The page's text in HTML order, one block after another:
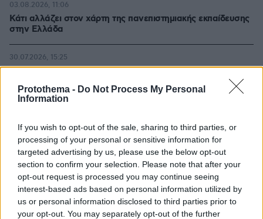
Protothema - Do Not Process My Personal
Information
If you wish to opt-out of the sale, sharing to third parties, or
processing of your personal or sensitive information for
targeted advertising by us, please use the below opt-out
section to confirm your selection. Please note that after your
opt-out request is processed you may continue seeing
interest-based ads based on personal information utilized by
us or personal information disclosed to third parties prior to
your opt-out. You may separately opt-out of the further
Κάτι αλλάζει στον χάρτη της πανεπιστημιακής εκπαίδευσης
στην Ελλάδα
03.08.2026, 11:06
Εθνική Τράπεζα: Η κορυφαία επιλογή για τη χρηματοδότηση
30.07.2026, 15:25
Διασκεδάζουμε υπεύθυνα, επιστρέφουμε με ασφάλεια
ΣΧΟΛΙΑ(4)
ΠΡΟΣΘΗΚΗ ΣΧΟΛΙΟΥ
Ταλιμπάν
09.01.2023, 00:05